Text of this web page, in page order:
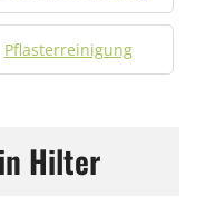
Pflasterreinigung
Hilter